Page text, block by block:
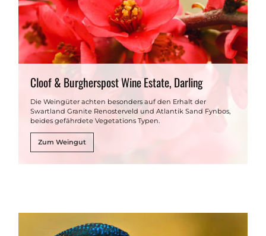
Cloof & Burgherspost Wine Estate, Darling
Die Weingüter achten besonders auf den Erhalt der
Swartland Granite Renosterveld und Atlantik Sand Fynbos,
beides gefährdete Vegetations Typen.
Zum Weingut